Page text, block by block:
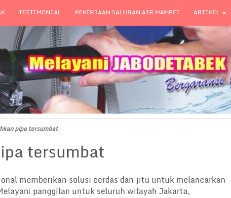
TESTIMONIAL PEKERJAAN SALURAN AIR MAMPET ARTIKEL
pipa tersumbat
tersumbat
memberikan solusi cerdas dan jitu untuk melancarkan
panggilan untuk seluruh wilayah Jakarta,